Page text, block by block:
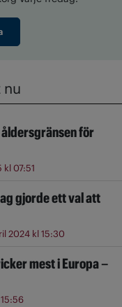
nu
för
kl 07:51
gjorde ett val att
2024 kl 15:30
mest i Europa –